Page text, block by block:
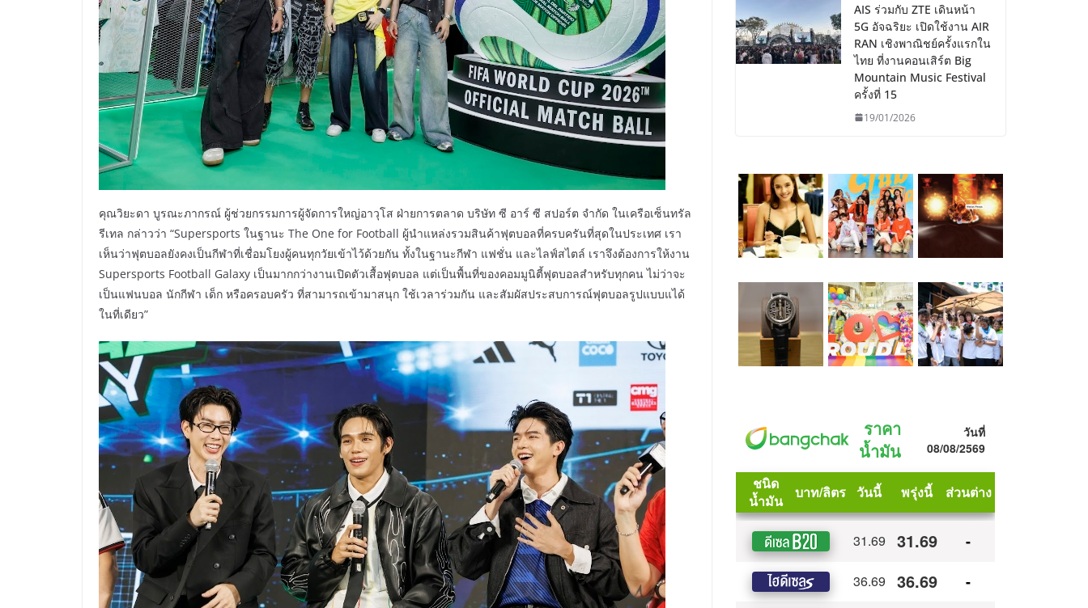
คุณวิยะดา บูรณะภากรณ์ ผู้ช่วยกรรมการผู้จัดการใหญ่อาวุโส ฝ่ายการตลาด บริษัท ซี อาร์ ซี สปอร์ต จำกัด ในเครือเซ็นทรัล
รีเทล กล่าวว่า “Supersports ในฐานะ The One for Football ผู้นำแหล่งรวมสินค้าฟุตบอลที่ครบครันที่สุดในประเทศ เรา
เห็นว่าฟุตบอลยังคงเป็นกีฬาที่เชื่อมโยงผู้คนทุกวัยเข้าไว้ด้วยกัน ทั้งในฐานะกีฬา แฟชั่น และไลฟ์สไตล์ เราจึงต้องการให้งาน
Supersports Football Galaxy เป็นมากกว่างานเปิดตัวเสื้อฟุตบอล แต่เป็นพื้นที่ของคอมมูนิตี้ฟุตบอลสำหรับทุกคน ไม่ว่าจะ
เป็นแฟนบอล นักกีฬา เด็ก หรือครอบครัว ที่สามารถเข้ามาสนุก ใช้เวลาร่วมกัน และสัมผัสประสบการณ์ฟุตบอลรูปแบบแได้
ในที่เดียว”
AIS ร่วมกับ ZTE เดินหน้า
5G อัจฉริยะ เปิดใช้งาน AIR
RAN เชิงพาณิชย์ครั้งแรกใน
ไทย ที่งานคอนเสิร์ต Big
Mountain Music Festival
ครั้งที่ 15
19/01/2026